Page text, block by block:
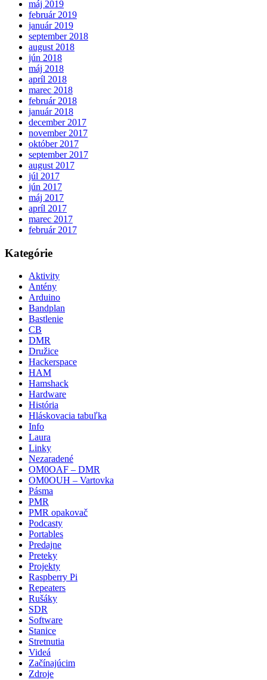
máj 2019
február 2019
január 2019
september 2018
august 2018
jún 2018
máj 2018
apríl 2018
marec 2018
február 2018
január 2018
december 2017
november 2017
október 2017
september 2017
august 2017
júl 2017
jún 2017
máj 2017
apríl 2017
marec 2017
február 2017
Kategórie
Aktivity
Antény
Arduino
Bandplan
Bastlenie
CB
DMR
Družice
Hackerspace
HAM
Hamshack
Hardware
História
Hláskovacia tabuľka
Info
Laura
Linky
Nezaradené
OM0OAF – DMR
OM0OUH – Vartovka
Pásma
PMR
PMR opakovač
Podcasty
Portables
Predajne
Preteky
Projekty
Raspberry Pi
Repeaters
Rušáky
SDR
Software
Stanice
Stretnutia
Videá
Začínajúcim
Zdroje